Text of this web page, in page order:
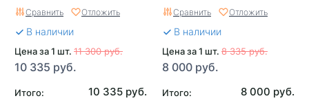
Сравнить Отложить
В наличии
Цена за 1 шт. 11 300 руб.
10 335 руб.
Итого: 10 335 руб.
Сравнить Отложить
В наличии
Цена за 1 шт. 8 335 руб.
8 000 руб.
Итого: 8 000 руб.